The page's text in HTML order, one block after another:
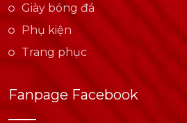
Giày bóng đá
Phụ kiện
Trang phục
Fanpage Facebook